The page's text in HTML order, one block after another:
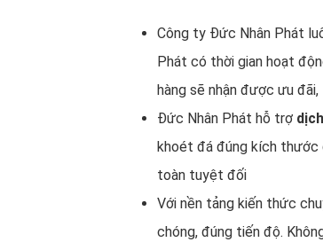
Công ty Đức Nhân Phát
Phát có thời gian hoạt
hàng sẽ nhận được ưu
Đức Nhân Phát hỗ trợ
khoét đá đúng kích thước
toàn tuyệt đối
Với nền tảng kiến thức
chóng, đúng tiến độ.